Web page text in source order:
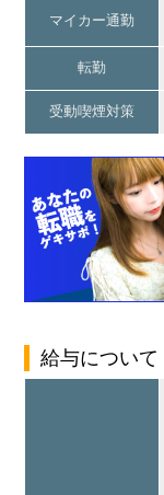
マイカー通勤
転勤
受動喫煙対策
給与について